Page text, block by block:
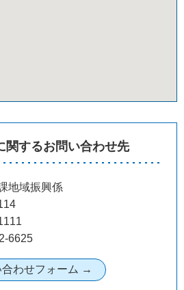
関するお問い合わせ先
地域振興係
6625